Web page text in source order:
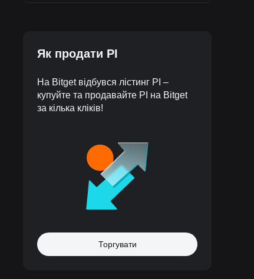
Як продати PI
На Bitget відбувся лістинг PI –
купуйте та продавайте PI на Bitget
за кілька кліків!
Торгувати